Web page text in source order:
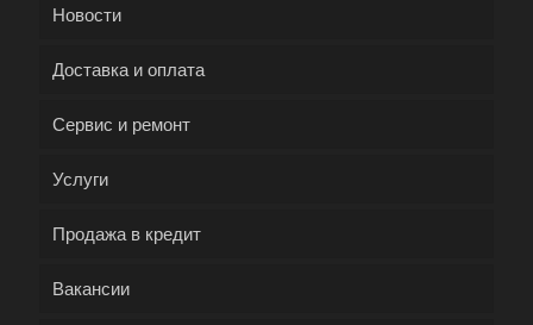
Новости
Доставка и оплата
Сервис и ремонт
Услуги
Продажа в кредит
Вакансии